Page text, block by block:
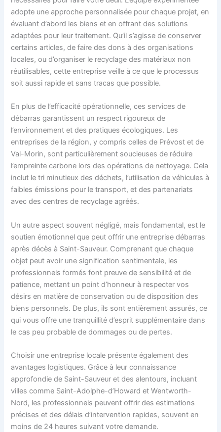
adopte une approche personnalisée pour chaque projet, en
évaluant d’abord les biens et en offrant des solutions
adaptées pour leur traitement. Qu’il s’agisse de conserver
certains articles, de faire des dons à des organisations
locales, ou d’organiser le recyclage des matériaux non
réutilisables, cette entreprise veille à ce que le processus
soit aussi rapide et sans tracas que possible.
En plus de l’efficacité opérationnelle, ces services de
débarras garantissent un respect rigoureux de
l’environnement et des pratiques écologiques. Les
entreprises de la région, y compris celles de Prévost et de
Val-Morin, sont particulièrement soucieuses de réduire
l’empreinte carbone lors des opérations de nettoyage. Cela
inclut le tri minutieux des déchets, l’utilisation de véhicules à
faibles émissions pour le transport, et des partenariats
avec des centres de recyclage agréés.
Un autre aspect souvent négligé, mais fondamental, est le
soutien émotionnel que peut offrir une entreprise débarras
après décès à Saint-Sauveur. Comprenant que chaque
objet peut avoir une signification sentimentale, les
professionnels formés font preuve de sensibilité et de
patience, mettant un point d’honneur à respecter vos
désirs en matière de conservation ou de disposition des
biens personnels. De plus, ils sont entièrement assurés, ce
qui vous offre une tranquillité d’esprit supplémentaire dans
le cas peu probable de dommages ou de pertes.
Choisir une entreprise locale présente également des
avantages logistiques. Grâce à leur connaissance
approfondie de Saint-Sauveur et des alentours, incluant
villes comme Saint-Adolphe-d’Howard et Wentworth-
Nord, les professionnels peuvent offrir des estimations
précises et des délais d’intervention rapides, souvent en
moins de 24 heures suivant votre demande.